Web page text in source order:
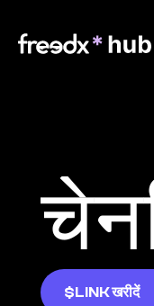
$LINK खरीदें